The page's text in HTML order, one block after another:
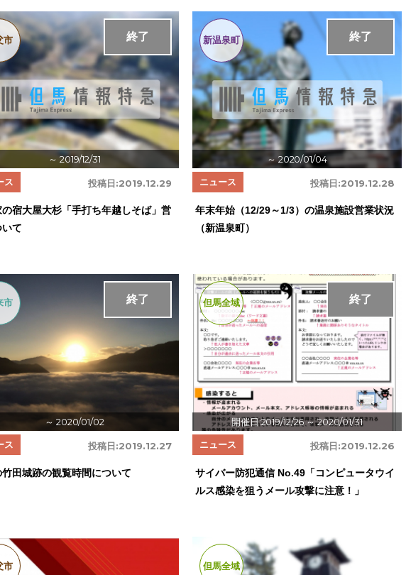
～ 2019/12/31
終了
市
投稿日:2019.12.29
ス
の宿大屋大杉「手打ち年越しそば」営
て
～ 2020/01/04
終了
新温泉町
投稿日:2019.12.28
ニュース
年末年始（12/29～1/3）の温泉施設営業状況
（新温泉町）
～ 2020/01/02
終了
市
投稿日:2019.12.27
ス
竹田城跡の観覧時間について
開催日:2019/12/26～ 2020/01/31
終了
但馬全域
投稿日:2019.12.26
ニュース
サイバー防犯通信 No.49「コンピュータウイ
ルス感染を狙うメール攻撃に注意！」
市 但馬全域